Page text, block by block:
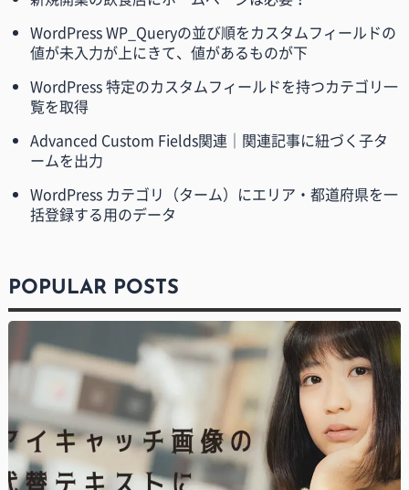
WordPress WP_Queryの並び順をカスタムフィールドの
値が未入力が上にきて、値があるものが下
WordPress 特定のカスタムフィールドを持つカテゴリ一
覧を取得
Advanced Custom Fields関連｜関連記事に紐づく子タ
ームを出力
WordPress カテゴリ（ターム）にエリア・都道府県を一
括登録する用のデータ
POPULAR POSTS